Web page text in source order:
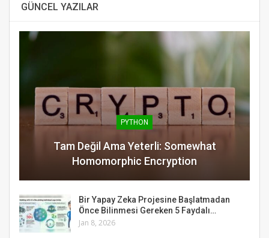
GÜNCEL YAZILAR
PYTHON
Tam Değil Ama Yeterli: Somewhat
Homomorphic Encryption
Bir Yapay Zeka Projesine Başlatmadan
Önce Bilinmesi Gereken 5 Faydalı…
Jan 8, 2026